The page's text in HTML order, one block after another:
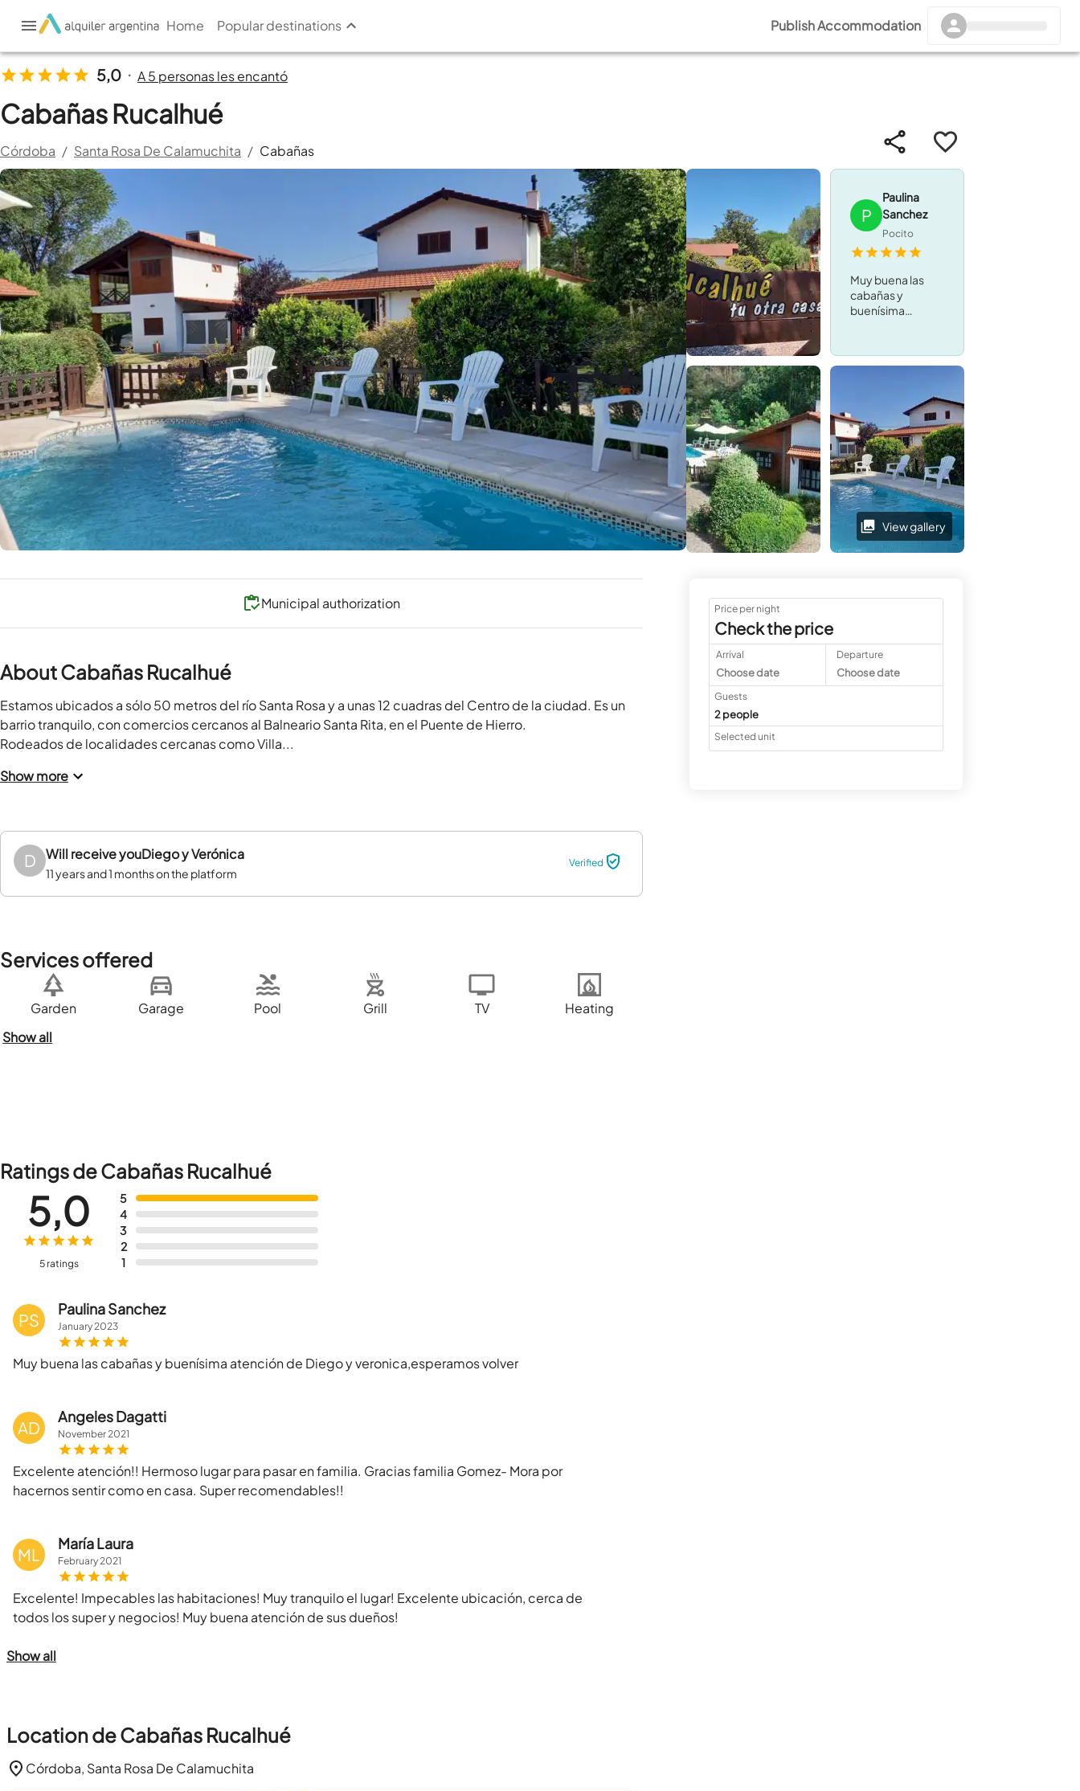
Home Popular destinations Publish Accommodation
5,0 • A 5 personas les encantó
Cabañas Rucalhué
Córdoba / Santa Rosa De Calamuchita / Cabañas
View gallery
P
Paulina
Sanchez
Pocito
Muy buena las
cabañas y
buenísima
veronica,esperamos
View gallery
Municipal authorization
About Cabañas Rucalhué
Estamos ubicados a sólo 50 metros del río Santa Rosa y a unas 12 cuadras del Centro de la ciudad. Es un
barrio tranquilo, con comercios cercanos al Balneario Santa Rita, en el Puente de Hierro.
Rodeados de localidades cercanas como Villa...
Show more
D Will receive youDiego y Verónica
11 years and 1 months on the platform
Verified
Services offered
Garden Garage Pool Grill TV
Heating
Show all
Ratings de Cabañas Rucalhué
5
4
3
2
1
5,0
5 ratings
PS
Paulina Sanchez
January2023
Muy buena las cabañas y buenísima atención de Diego y veronica,esperamos volver
AD
Angeles Dagatti
November2021
Excelente atención!! Hermoso lugar para pasar en familia. Gracias familia Gomez- Mora por
hacernos sentir como en casa. Super recomendables!!
ML
María Laura
February2021
Excelente! Impecables las habitaciones! Muy tranquilo el lugar! Excelente ubicación, cerca de
todos los super y negocios! Muy buena atención de sus dueños!
Show all
Location de Cabañas Rucalhué
Córdoba, Santa Rosa De Calamuchita
Price per night
Check the price
Arrival
Choose date
Departure
Choose date
Guests
2 people
Selected unit